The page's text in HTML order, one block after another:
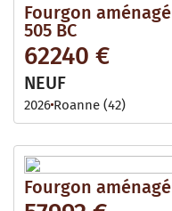
Fourgon aménagé
505 BC
62240 €
NEUF
2026 Roanne (42)
Fourgon aménagé